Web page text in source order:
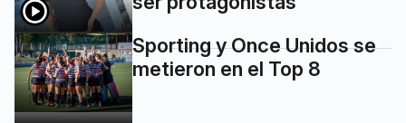
Sporting y Once Unidos se
metieron en el Top 8